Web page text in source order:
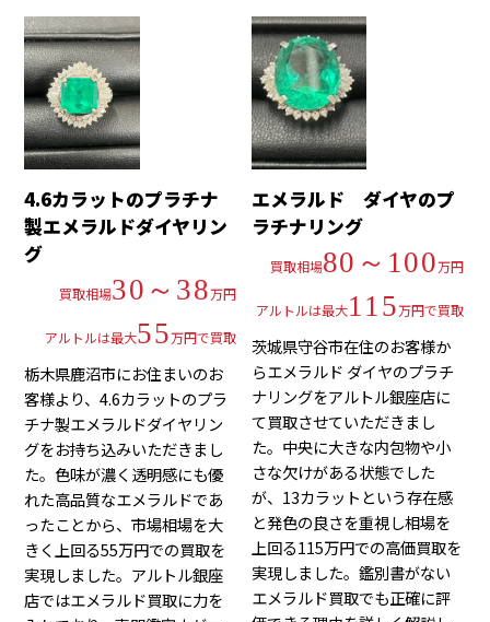
4.6カラットのプラチナ
製エメラルドダイヤリン
グ
買取相場30～38万円
アルトルは最大55万円で買取
栃木県鹿沼市にお住まいのお
客様より、4.6カラットのプラ
チナ製エメラルドダイヤリン
グをお持ち込みいただきまし
た。色味が濃く透明感にも優
れた高品質なエメラルドであ
ったことから、市場相場を大
きく上回る55万円での買取を
実現しました。アルトル銀座
店ではエメラルド買取に力を
エメラルド ダイヤのプ
ラチナリング
買取相場80～100万円
アルトルは最大115万円で買取
茨城県守谷市在住のお客様か
らエメラルド ダイヤのプラチ
ナリングをアルトル銀座店に
て買取させていただきまし
た。中央に大きな内包物や小
さな欠けがある状態でした
が、13カラットという存在感
と発色の良さを重視し相場を
上回る115万円での高価買取を
実現しました。鑑別書がない
エメラルド買取でも正確に評